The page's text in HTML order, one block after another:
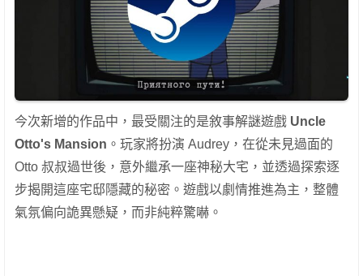
今次新增的作品中，最受關注的是敘事解謎遊戲 Uncle
Otto's Mansion 。玩家將扮演 Audrey，在從未見過面的
Otto 叔叔過世後，意外繼承一座神秘大宅，並透過探索逐
步揭開這座宅邸隱藏的秘密。遊戲以劇情推進為主，整體
氣氛偏向詭異懸疑，而非純粹驚嚇。